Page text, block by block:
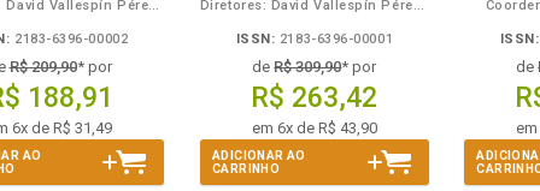
Diretores: David Vallespín Pérez, Germán Barreiro González, Gonçalo S. de Melo Bandeira e María Yolanda Sánchez-Urán Azaña
2183-6396-00002
R$ 209,90* por
188,91
6x de R$ 31,49
AO
Problemáticos
Diretores: David Vallespín Pérez, Germán Barreiro González, Gonçalo S. de Melo Bandeira e María Yolanda Sánchez-Urán Azaña
ISSN: 2183-6396-00001
deR$ 309,90* por
R$ 263,42
em 6x de R$ 43,90
ADICIONAR AO
CARRINHO
ISSN:
de